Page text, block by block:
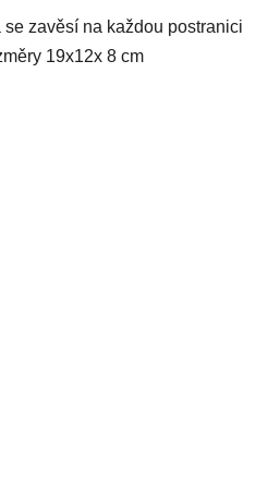
zavěsí na každou postranici
19x12x 8 cm